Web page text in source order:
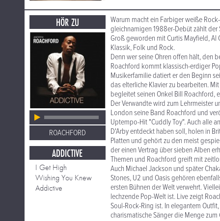
HÖR ZU
ROACHFORD
ADDICTIVE
I Get High
Wishing You Knew
Addictive
Warum macht ein Farbiger weiße
gleichnamigen 1988er-Debüt zählt
Groß geworden mit Curtis Mayfield, Al
Klassik, Folk und Rock.
Denn wer seine Ohren offen hält, den
Roachford kommt klassisch-erdiger
Musikerfamilie datiert er den Beginn
das elterliche Klavier zu bearbeiten.
begleitet seinen Onkel Bill Roachford,
Der Verwandte wird zum Lehrmeister
London seine Band Roachford und
Uptempo-Hit "Cuddly Toy". Auch alle
D'Arby entdeckt haben soll, holen in
Platten und gehört zu den meist
der einen Vertrag über sieben Alben
Themen und Roachford greift mit
Auch Michael Jackson und später
Stones, U2 und Oasis gehören
ersten Bühnen der Welt verwehrt.
lechzende Pop-Welt ist. Live zeigt
Soul-Rock-Ring ist. In elegantem
charismatische Sänger die Menge